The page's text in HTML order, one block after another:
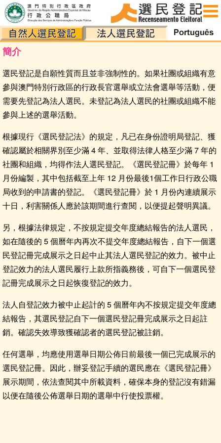
簡介
最新消息
登記申請須知
法人界別確認申請
相關法律
下載區
統計及資料
常見問題
聯絡我們
私隱聲明
簡介
選民登記是自願性質而且並非強制性的。如果社團或組織有意
參與澳門特別行政區的行政長官選舉或立法會選舉等活動，便
需要先登記為法人選民。未登記為法人選民的社團或組織不能
參與上述的選舉活動。
根據現行《選民登記法》的規定，凡已在身份證明局登記、獲
確認屬於相關界別至少滿 4 年、並取得法律人格至少滿 7 年的
社團和組織，均得作法人選民登記。《選民登記冊》於每年 1
月份編製，其中包括截至上年 12 月份最後1個工作日行政公職
局收到的申請書的登記。《選民登記冊》於 1 月份內連續展示
十日，利害關係人應於該期間進行查閱，以便提起聲明異議。
另，根據法律規定，不按規定提交年度總結報告的法人選民，
如在隨後的 5 個曆年內再次不提交年度總結報告，自下一個選
民登記冊完成展示之日起中止其法人選民登記的效力。被中止
登記效力的法人選民履行上款所指義務後，可自下一個選民登
記冊完成展示之日起恢復登記的效力。
法人自登記效力被中止起計的 5 個曆年內不按規定提交年度總
結報告，其選民登記自下一個選民登記冊完成展示之日起註
銷。確認失效導致獲確認者的選民登記被註銷。
任何選舉，均應使用選舉日期公佈日前最後一個已完成展示的
選民登記冊。因此，辦妥登記手續的選民應在《選民登記冊》
展示期間，依法查閱其中所載資料，確保本身的登記沒有錯漏
以便在隨後公佈選舉日期的選舉中行使投票權。